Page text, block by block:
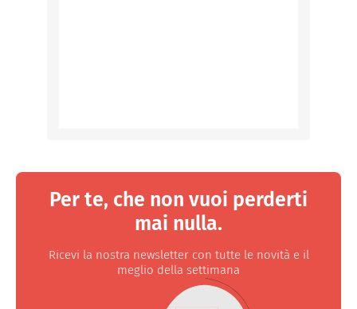
Per te, che non vuoi perderti
mai nulla.
Ricevi la nostra newsletter con tutte le novità e il
meglio della settimana